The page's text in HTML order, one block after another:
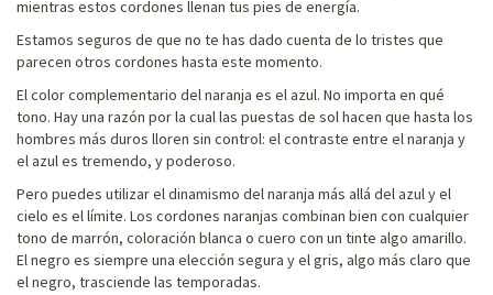
mientras estos cordones llenan tus pies de energía.
Estamos seguros de que no te has dado cuenta de lo tristes que
parecen otros cordones hasta este momento.
El color complementario del naranja es el azul. No importa en qué
tono. Hay una razón por la cual las puestas de sol hacen que hasta los
hombres más duros lloren sin control: el contraste entre el naranja y
el azul es tremendo, y poderoso.
Pero puedes utilizar el dinamismo del naranja más allá del azul y el
cielo es el límite. Los cordones naranjas combinan bien con cualquier
tono de marrón, coloración blanca o cuero con un tinte algo amarillo.
El negro es siempre una elección segura y el gris, algo más claro que
el negro, trasciende las temporadas.